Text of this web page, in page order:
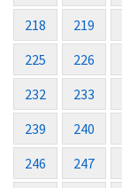
218
219
225
226
232
233
239
240
246
247